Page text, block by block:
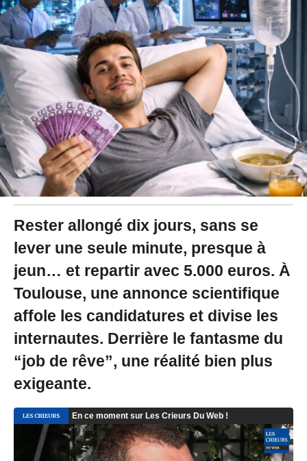
2
/
2
0
2
6
à
1
3
1
Rester allongé dix jours, sans se
lever une seule minute, presque à
jeun… et repartir avec 5.000 euros. À
Toulouse, une annonce scientifique
affole les candidatures et divise les
internautes. Derrière le fantasme du
“job de rêve”, une réalité bien plus
exigeante.